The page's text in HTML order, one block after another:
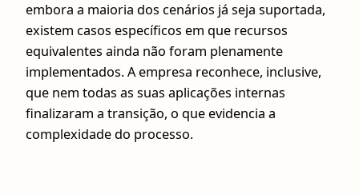
embora a maioria dos cenários já seja suportada,
existem casos específicos em que recursos
equivalentes ainda não foram plenamente
implementados. A empresa reconhece, inclusive,
que nem todas as suas aplicações internas
finalizaram a transição, o que evidencia a
complexidade do processo.